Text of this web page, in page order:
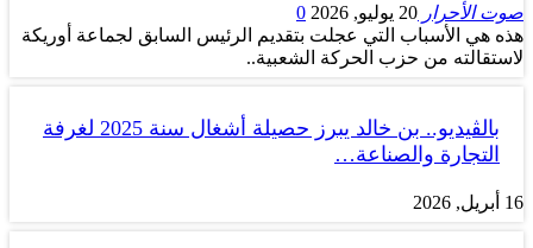
صوت الأحرار 20 يوليو, 2026
0
هذه هي الأسباب التي عجلت بتقديم الرئيس السابق لجماعة أوريكة
لاستقالته من حزب الحركة الشعبية..
بالڤيديو.. بن خالد يبرز حصيلة أشغال سنة 2025 لغرفة
التجارة والصناعة…
16 أبريل, 2026